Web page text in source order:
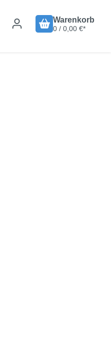
Warenkorb
0 / 0,00 €*